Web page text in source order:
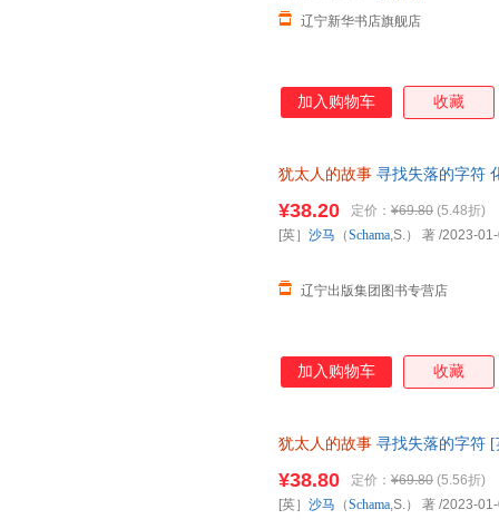
辽宁新华书店旗舰店
加入购物车 收藏
犹太人的故事 寻找失落的字符
¥38.20 定价： ¥69.80 (5.48折)
辽宁出版集团图书专营店
[英］ 沙马 （Schama,S.） 著 /2023-
加入购物车 收藏
犹太人的故事 寻找失落的字符 [
¥38.80 定价： ¥69.80 (5.56折)
[英］ 沙马 （Schama,S.） 著 /2023-